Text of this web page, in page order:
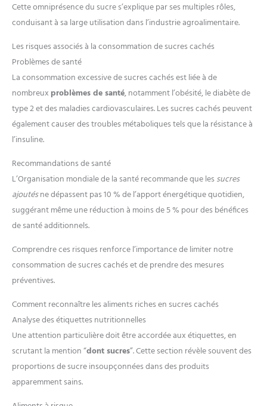
Cette omniprésence du sucre s’explique par ses multiples rôles,
conduisant à sa large utilisation dans l’industrie agroalimentaire.
Les risques associés à la consommation de sucres cachés
Problèmes de santé
La consommation excessive de sucres cachés est liée à de
nombreux problèmes de santé, notamment l’obésité, le diabète de
type 2 et des maladies cardiovasculaires. Les sucres cachés peuvent
également causer des troubles métaboliques tels que la résistance à
l’insuline.
Recommandations de santé
L’Organisation mondiale de la santé recommande que lessucres
ajoutésne dépassent pas 10 % de l’apport énergétique quotidien,
suggérant même une réduction à moins de 5 % pour des bénéfices
de santé additionnels.
Comprendre ces risques renforce l’importance de limiter notre
consommation de sucres cachés et de prendre des mesures
préventives.
Comment reconnaître les aliments riches en sucres cachés
Analyse des étiquettes nutritionnelles
Une attention particulière doit être accordée aux étiquettes, en
scrutant la mention “dont sucres”. Cette section révèle souvent des
proportions de sucre insoupçonnées dans des produits
apparemment sains.